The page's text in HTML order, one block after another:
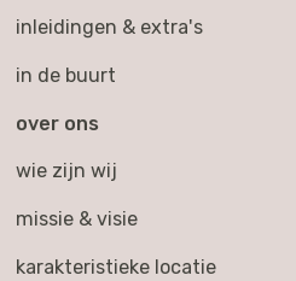
inleidingen & extra's
in de buurt
over ons
wie zijn wij
missie & visie
karakteristieke locatie